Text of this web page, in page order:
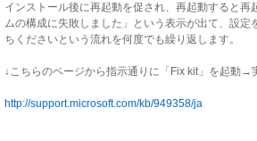
インストール後に再起動を促され、再起動すると再
ムの構成に失敗しました」という表示が出て、設
ちくださいという流れを何度でも繰り返します。
↓こちらのページから指示通りに「Fix kit」を起動→
http://support.microsoft.com/kb/949358/ja